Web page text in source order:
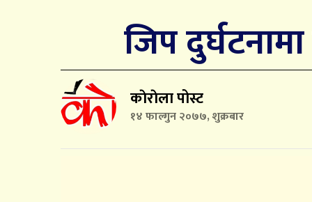
जिप
काेराेला पोस्ट
१४ फाल्गुन २०७७, शुक्रबार